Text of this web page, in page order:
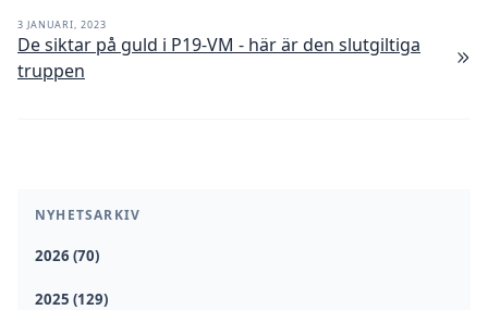
NYHETSARKIV
2026 (70)
2025 (129)
3 JANUARI, 2023
De siktar på guld i P19-VM - här är den slutgiltiga
truppen